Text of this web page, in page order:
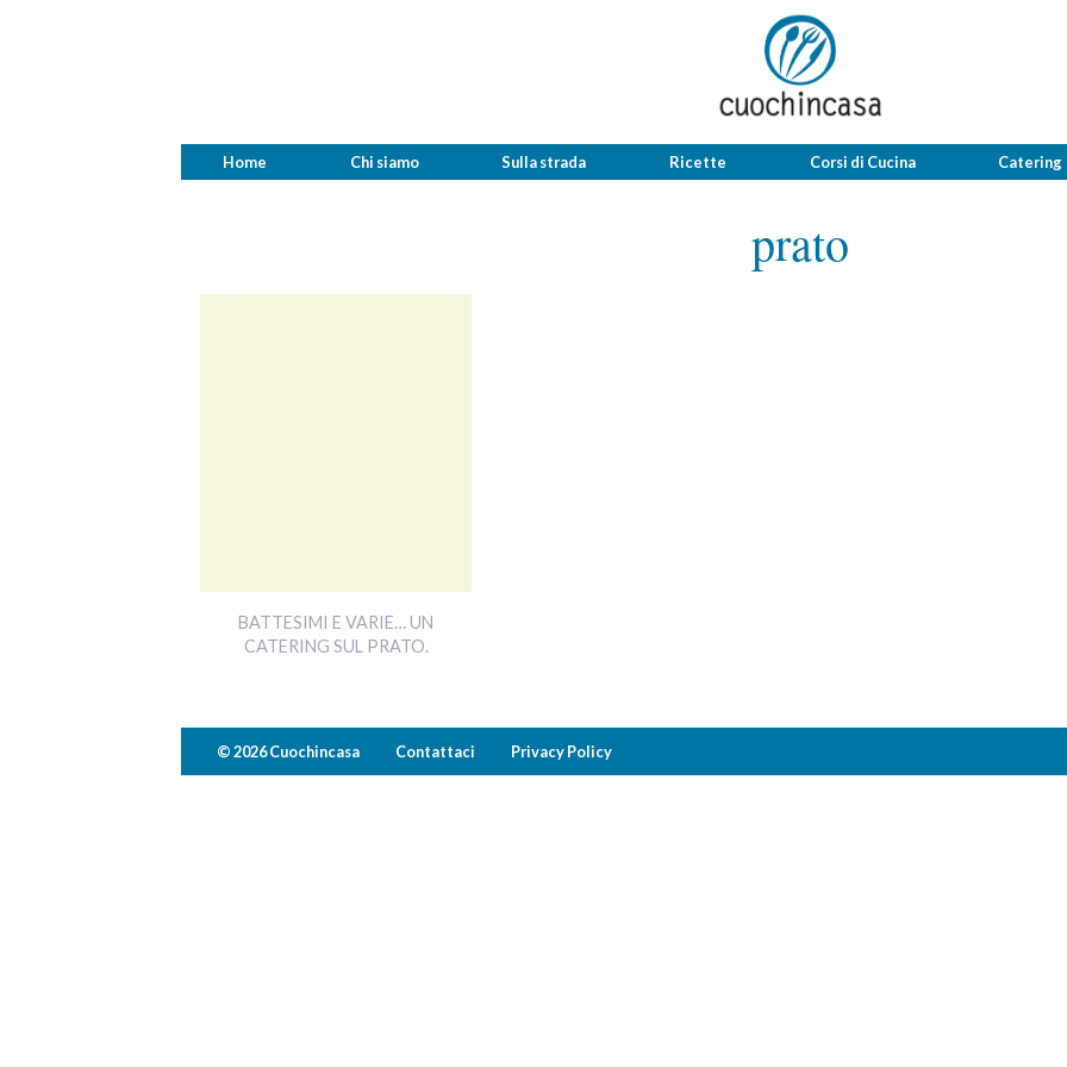
Home Chi siamo Sulla strada Ricette Corsi di Cucina Catering
prato
BATTESIMI E VARIE… UN
CATERING SUL PRATO.
© 2026 Cuochincasa Contattaci Privacy Policy